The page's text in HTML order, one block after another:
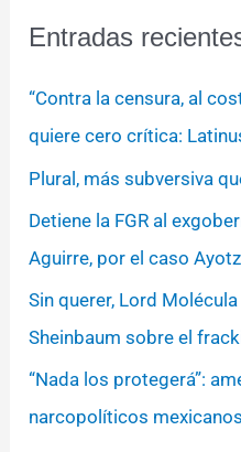
Entradas
“Contra la censura, al
quiere cero crítica:
Plural, más subversiva
Detiene la FGR al
Aguirre, por el caso
Sin querer, Lord
Sheinbaum sobre el
“Nada los protegerá”:
narcopolíticos mexicanos